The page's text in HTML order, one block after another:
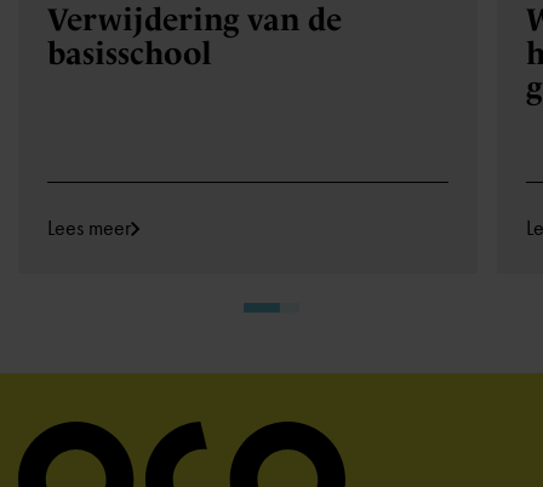
Verwijdering van de
basisschool
Lees meer